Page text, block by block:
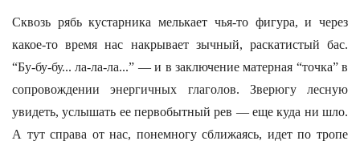
Сквозь рябь кустарника мелькает чья-то фигура, и через
какое-то время нас накрывает зычный, раскатистый бас.
“Бу-бу-бу... ла-ла-ла...” — и в заключение матерная “точка” в
сопровождении энергичных глаголов. Зверюгу лесную
увидеть, услышать ее первобытный рев — еще куда ни шло.
А тут справа от нас, понемногу сближаясь, идет по тропе